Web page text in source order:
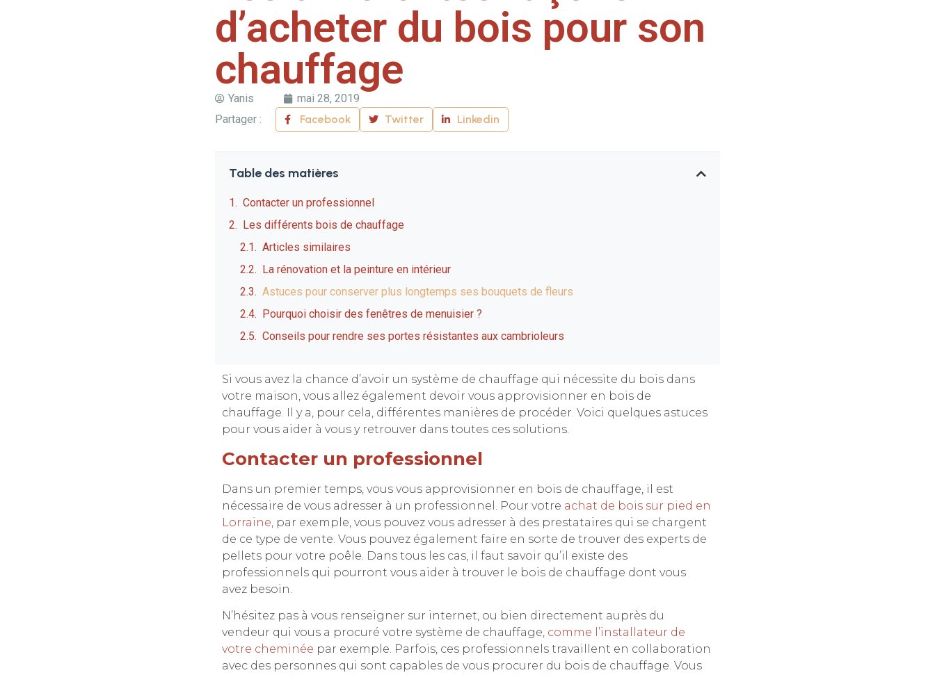
d’acheter du bois pour son
chauffage
Yanis
mai 28, 2019
Partager :
Facebook Twitter Linkedin
Table des matières
Contacter un professionnel
Les différents bois de chauffage
Articles similaires
La rénovation et la peinture en intérieur
Astuces pour conserver plus longtemps ses bouquets de fleurs
Pourquoi choisir des fenêtres de menuisier ?
Conseils pour rendre ses portes résistantes aux cambrioleurs
Si vous avez la chance d’avoir un système de chauffage qui nécessite du bois dans
votre maison, vous allez également devoir vous approvisionner en bois de
chauffage. Il y a, pour cela, différentes manières de procéder. Voici quelques astuces
pour vous aider à vous y retrouver dans toutes ces solutions.
Contacter un professionnel
Dans un premier temps, vous vous approvisionner en bois de chauffage, il est
nécessaire de vous adresser à un professionnel. Pour votre achat de bois sur pied en
Lorraine , par exemple, vous pouvez vous adresser à des prestataires qui se chargent
de ce type de vente. Vous pouvez également faire en sorte de trouver des experts de
pellets pour votre poêle. Dans tous les cas, il faut savoir qu’il existe des
professionnels qui pourront vous aider à trouver le bois de chauffage dont vous
avez besoin.
N’hésitez pas à vous renseigner sur internet, ou bien directement auprès du
vendeur qui vous a procuré votre système de chauffage, comme l’installateur de
votre cheminée par exemple. Parfois, ces professionnels travaillent en collaboration
avec des personnes qui sont capables de vous procurer du bois de chauffage. Vous